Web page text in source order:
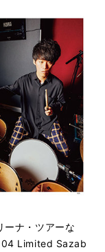
ーナ・ツアーな
04 Limited Sazab